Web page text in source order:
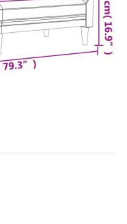
59 см
земята: 43 см
от земята: 70,5